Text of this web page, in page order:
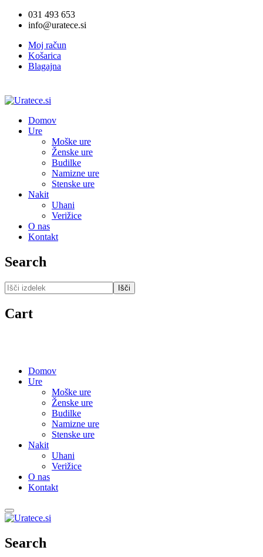
031 493 653
info@uratece.si
Moj račun
Košarica
Blagajna
Domov
Ure
Moške ure
Ženske ure
Budilke
Namizne ure
Stenske ure
Nakit
Uhani
Verižice
O nas
Kontakt
Search
Išči
Cart
Domov
Ure
Moške ure
Ženske ure
Budilke
Namizne ure
Stenske ure
Nakit
Uhani
Verižice
O nas
Kontakt
Search